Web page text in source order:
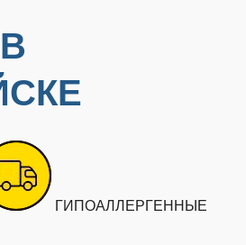
ГИПОАЛЛЕРГЕННЫЕ